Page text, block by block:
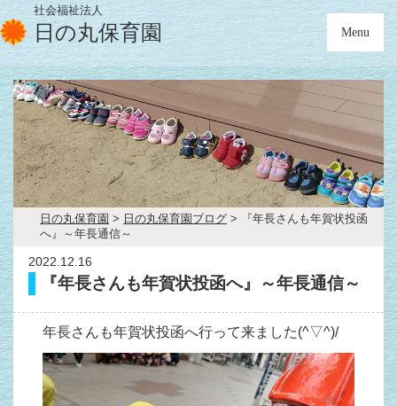
社会福祉法人
日の丸保育園 Menu
日の丸保育園 > 日の丸保育園ブログ >
『年長さんも年賀状投函
へ』～年長通信～
2022.12.16
『年長さんも年賀状投函へ』～年長通信～
年長さんも年賀状投函へ行って来ました(^▽^)/